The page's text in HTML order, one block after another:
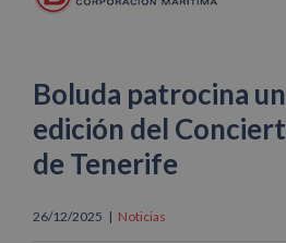
Boluda patrocina
edición del
de Tenerife
26/12/2025 | Noticias